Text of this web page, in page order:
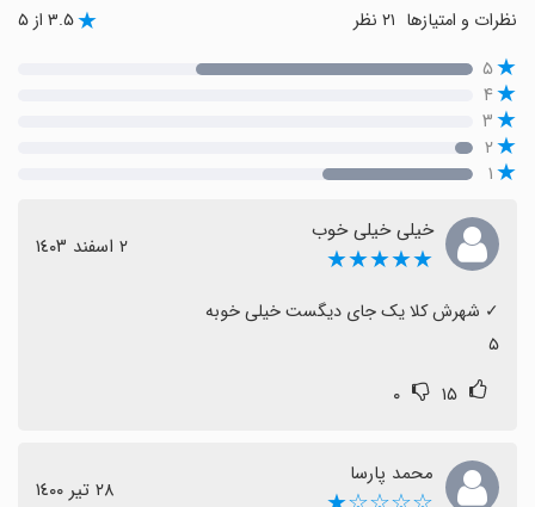
نظرات و امتیازها ۳.۵ از ۵
۵
۴
۳
۲
۱
خیلی خیلی خوب
★★★★★ ٢ اسفند ١٤٠٣
۵
۱۵ ۰
محمد پارسا
٢٨ تیر ١٤٠٠